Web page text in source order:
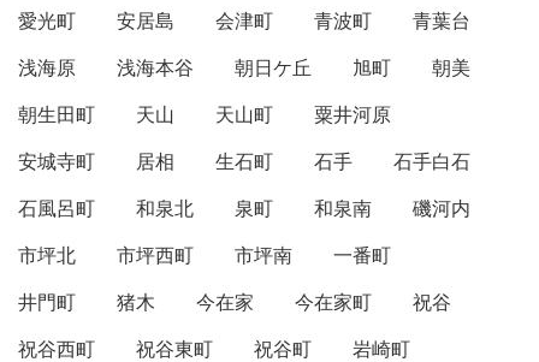
愛光町 安居島 会津町 青波町
青葉台
浅海原
浅海本谷 朝日ケ丘 旭町
朝美
朝生田町
天山 天山町
粟井河原
安城寺町
居相 生石町 石手
石手白石
石風呂町
和泉北 泉町 和泉南
磯河内
市坪北
市坪西町 市坪南
一番町
井門町
猪木 今在家 今在家町
祝谷
祝谷西町
祝谷東町 祝谷町 岩崎町